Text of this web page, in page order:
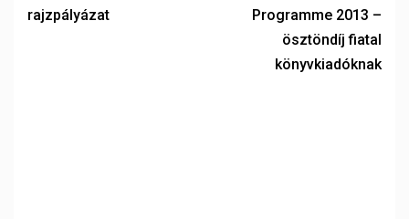
rajzpályázat
Programme 2013 –
ösztöndíj fiatal
könyvkiadóknak